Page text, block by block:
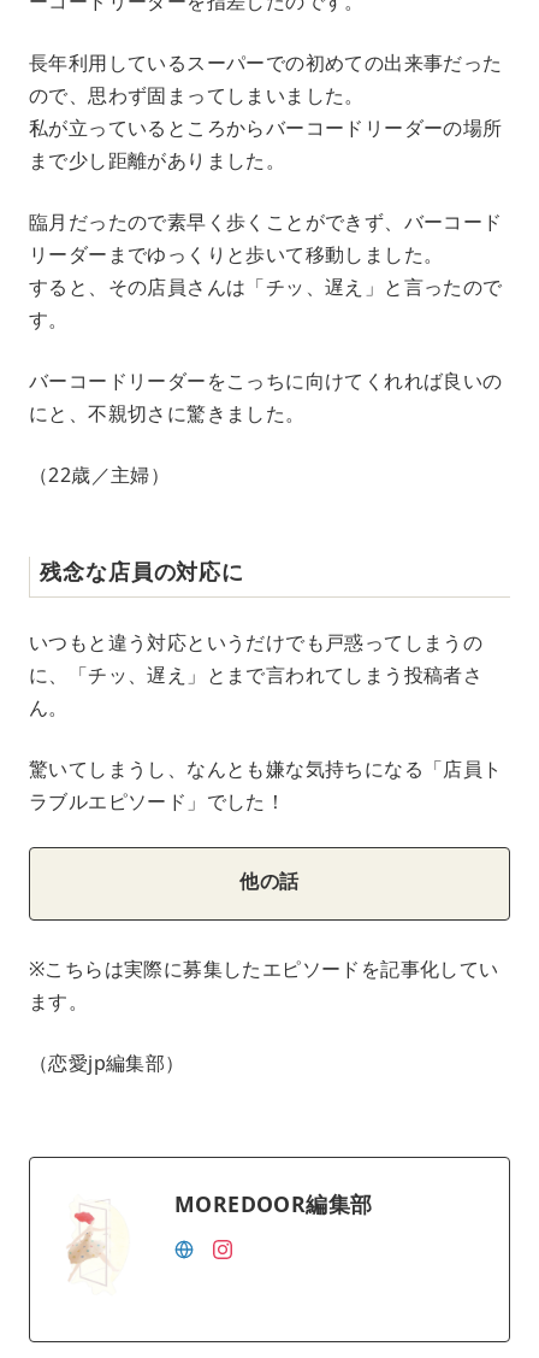
長年利用しているスーパーでの初めての出来事だった
ので、思わず固まってしまいました。
私が立っているところからバーコードリーダーの場所
まで少し距離がありました。
臨月だったので素早く歩くことができず、バーコード
リーダーまでゆっくりと歩いて移動しました。
すると、その店員さんは「チッ、遅え」と言ったので
す。
バーコードリーダーをこっちに向けてくれれば良いの
にと、不親切さに驚きました。
（22歳／主婦）
残念な店員の対応に
いつもと違う対応というだけでも戸惑ってしまうの
に、「チッ、遅え」とまで言われてしまう投稿者さ
ん。
驚いてしまうし、なんとも嫌な気持ちになる「店員ト
ラブルエピソード」でした！
他の話
※こちらは実際に募集したエピソードを記事化してい
ます。
（恋愛jp編集部）
MOREDOOR編集部